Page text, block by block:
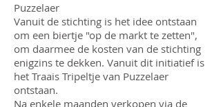
Puzzelaer
Vanuit de stichting is het idee ontstaan
om een biertje "op de markt te zetten",
om daarmee de kosten van de stichting
enigzins te dekken. Vanuit dit initiatief is
het Traais Tripeltje van Puzzelaer
ontstaan.
Na enkele maanden verkopen via de